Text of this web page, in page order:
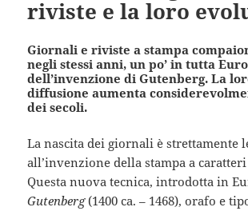
riviste e la loro
Giornali e riviste a stampa
negli stessi anni, un po’ in tutta
dell’invenzione di Gutenberg. La
diffusione aumenta
dei secoli.
La nascita dei giornali è strettamente
all’invenzione della stampa a
Questa nuova tecnica, introdotta in
Gutenberg(1400 ca. – 1468), orafo e